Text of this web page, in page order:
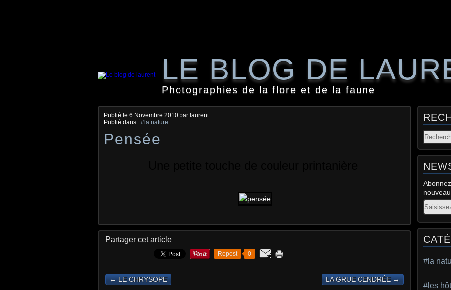
LE BLOG DE
Photographies de la flore et de la faune
Publié le 6 Novembre 2010 par laurent
Publié dans : #la nature
Pensée
Partager cet article
Repost 0
← LE CHRYSOPE LA GRUE CENDRÉE →
Email
#la
#les